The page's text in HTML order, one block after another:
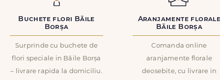
Buchete flori Băile
Borșa
Surprinde cu buchete de
flori speciale in Băile Borșa
– livrare rapida la domiciliu.
Aranjamente
Băile Borșa
Comanda online
aranjamente florale
deosebite, cu livrare in